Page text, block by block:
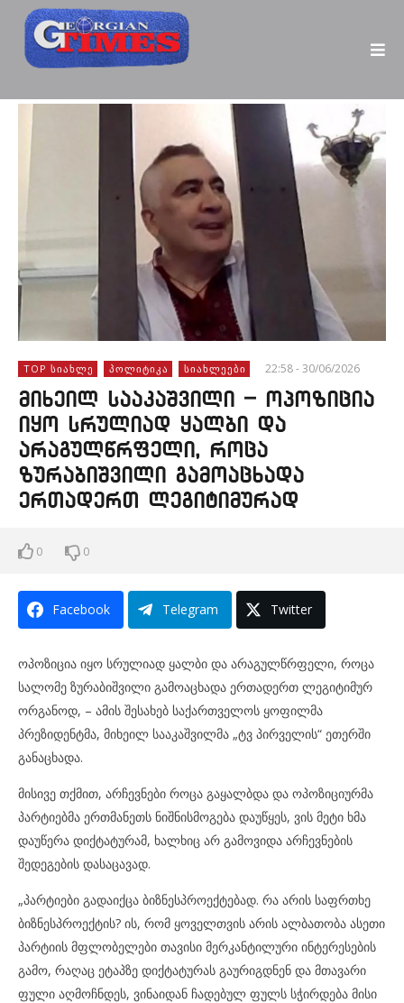
TOP ᲡᲘᲐᲮᲚᲔ ᲞᲝᲚᲘᲢᲘᲙᲐ ᲡᲘᲐᲮᲚᲔᲔᲑᲘ 22:58 - 30/06/2026
მიხეილ სააკაშვილი – ოპოზიცია
იყო სრულიად ყალბი და
არაგულწრფელი, როცა
ზურაბიშვილი გამოაცხადა
ერთადერთ ლეგიტიმურად
0 0
Facebook Telegram Twitter
ოპოზიცია იყო სრულიად ყალბი და არაგულწრფელი, როცა
სალომე ზურაბიშვილი გამოაცხადა ერთადერთ ლეგიტიმურ
ორგანოდ, – ამის შესახებ საქართველოს ყოფილმა
პრეზიდენტმა, მიხეილ სააკაშვილმა „ტვ პირველის“ ეთერში
განაცხადა.
მისივე თქმით, არჩევნები როცა გაყალბდა და ოპოზიციურმა
პარტიებმა ერთმანეთს ნიშნისმოგება დაუწყეს, ვის მეტი ხმა
დაუწერა დიქტატურამ, ხალხიც არ გამოვიდა არჩევნების
შედეგების დასაცავად.
„პარტიები გადაიქცა ბიზნესპროექტებად. რა არის საფრთხე
ბიზნესპროექტის? ის, რომ ყოველთვის არის ალბათობა ასეთი
პარტიის მფლობელები თავისი მერკანტილური ინტერესების
გამო, რაღაც ეტაპზე დიქტატურას გაურიგდნენ და მთავარი
ფული აღმოჩნდეს, ვინაიდან ჩადებულ ფულს სჭირდება მისი